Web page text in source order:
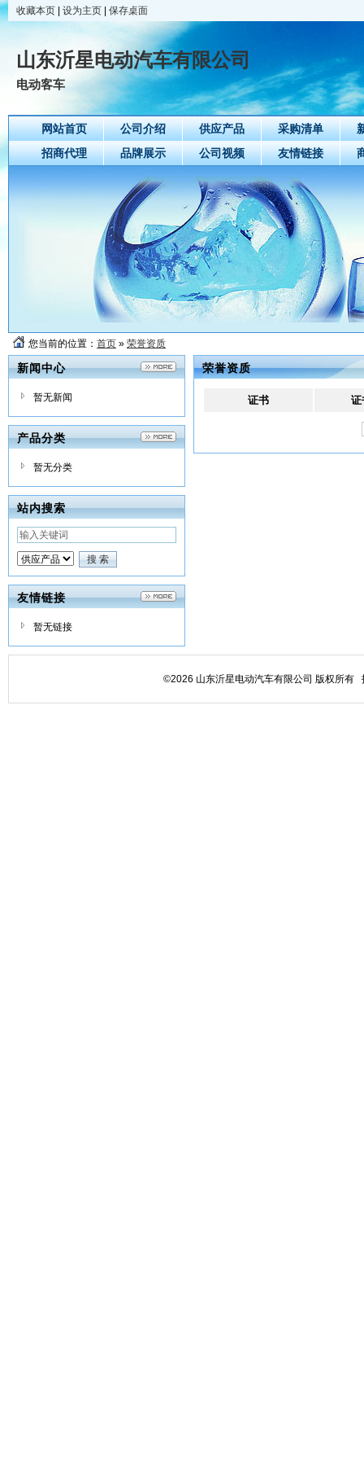
收藏本页 设为主页 保存桌面
山东沂星电动汽车有限公司
电动客车
网站首页 公司介绍 供应产品 采购清单
招商代理
品牌展示 公司视频 友情链接
您当前的位置： 首页 » 荣誉资质
新闻中心
暂无新闻
产品分类
暂无分类
站内搜索
友情链接
暂无链接
荣誉资质
证书 证
©2026 山东沂星电动汽车有限公司 版权所有